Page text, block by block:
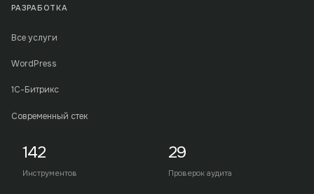
РАЗРАБОТКА
Все услуги
WordPress
1С-Битрикс
Современный стек
142
Инструментов
29
Проверок аудита